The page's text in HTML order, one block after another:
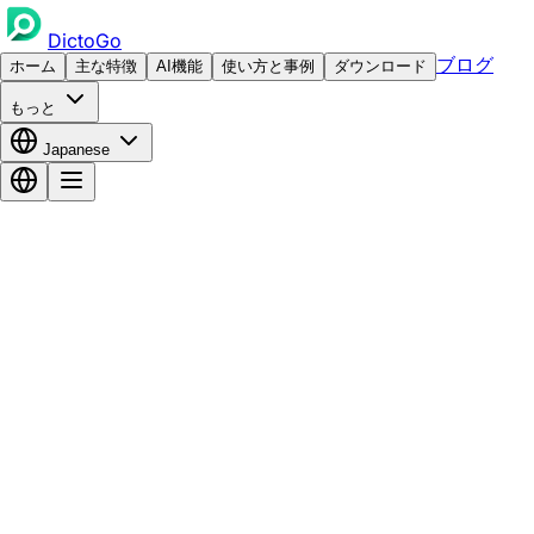
DictoGo
ホーム 主な特徴 AI機能 使い方と事例 ダウンロード ブログ
もっと
Japanese